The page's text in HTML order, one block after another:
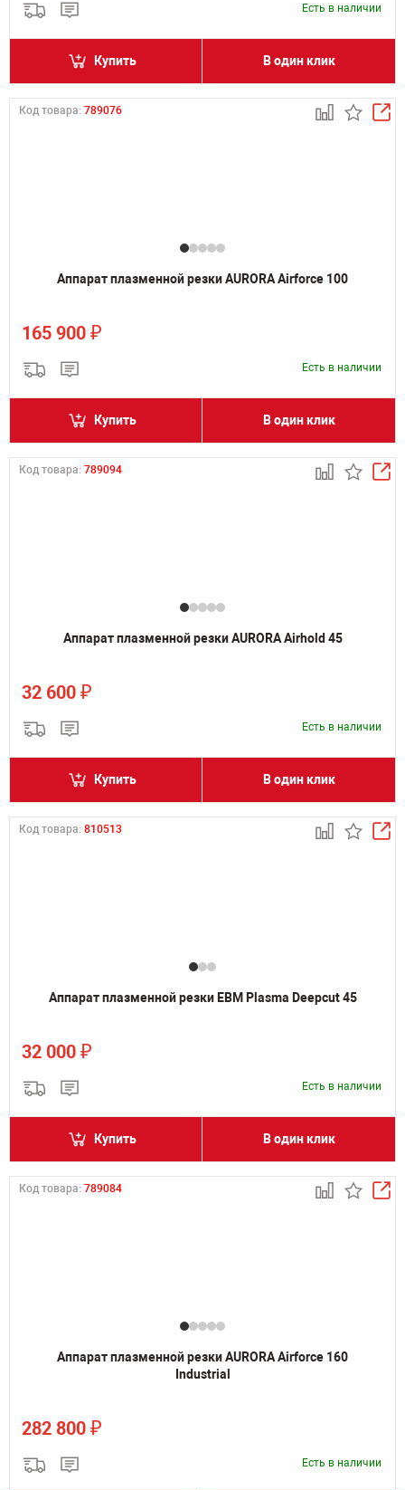
Есть в наличии
Купить В один клик
Код товара: 789076
Аппарат плазменной резки AURORA Airforce 100
165 900 ₽
Есть в наличии
Купить В один клик
Код товара: 789094
Аппарат плазменной резки AURORA Airhold 45
32 600 ₽
Есть в наличии
Купить В один клик
Код товара: 810513
Аппарат плазменной резки ЕВМ Plasma Deepcut 45
32 000 ₽
Есть в наличии
Купить В один клик
Код товара: 789084
Аппарат плазменной резки AURORA Airforce 160
Industrial
282 800 ₽
Есть в наличии